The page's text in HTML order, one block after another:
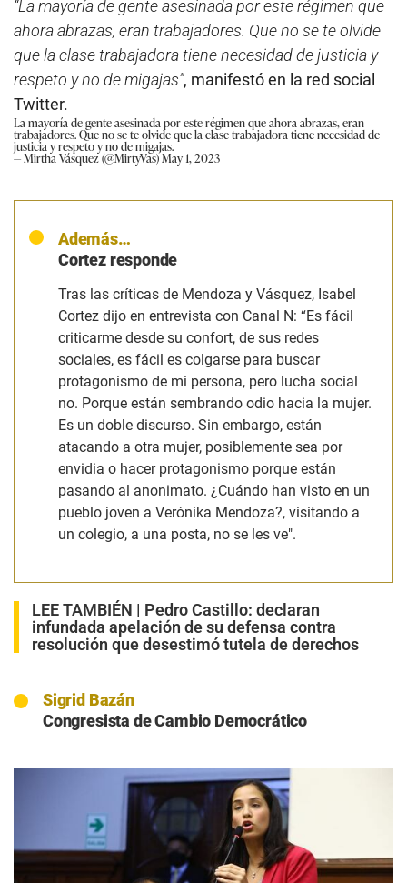
“La mayoría de gente asesinada por este régimen que
ahora abrazas, eran trabajadores. Que no se te olvide
que la clase trabajadora tiene necesidad de justicia y
respeto y no de migajas”, manifestó en la red social
Twitter.
La mayoría de gente asesinada por este régimen que ahora abrazas, eran
trabajadores. Que no se te olvide que la clase trabajadora tiene necesidad de
justicia y respeto y no de migajas.
— Mirtha Vásquez (@MirtyVas)May 1, 2023
Además…
Cortez responde
Tras las críticas de Mendoza y Vásquez, Isabel
Cortez dijo en entrevista con Canal N: “Es fácil
criticarme desde su confort, de sus redes
sociales, es fácil es colgarse para buscar
protagonismo de mi persona, pero lucha social
no. Porque están sembrando odio hacia la mujer.
Es un doble discurso. Sin embargo, están
atacando a otra mujer, posiblemente sea por
envidia o hacer protagonismo porque están
pasando al anonimato. ¿Cuándo han visto en un
pueblo joven a Verónika Mendoza?, visitando a
un colegio, a una posta, no se les ve".
LEE TAMBIÉN | Pedro Castillo: declaran
infundada apelación de su defensa contra
resolución que desestimó tutela de derechos
Sigrid Bazán
Congresista de Cambio Democrático